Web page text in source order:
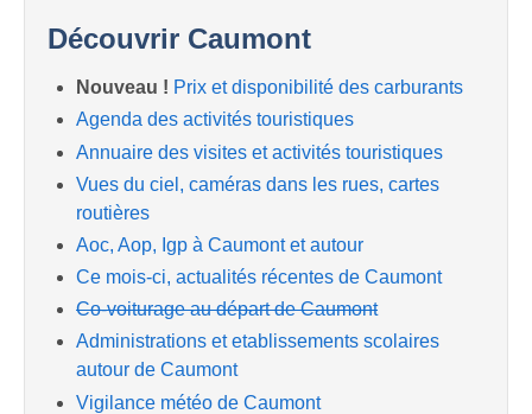
Découvrir Caumont
Nouveau ! Prix et disponibilité des carburants
Agenda des activités touristiques
Annuaire des visites et activités touristiques
Vues du ciel, caméras dans les rues, cartes
routières
Aoc, Aop, Igp à Caumont et autour
Ce mois-ci, actualités récentes de Caumont
Co-voiturage au départ de Caumont
Administrations et etablissements scolaires
autour de Caumont
Vigilance météo de Caumont